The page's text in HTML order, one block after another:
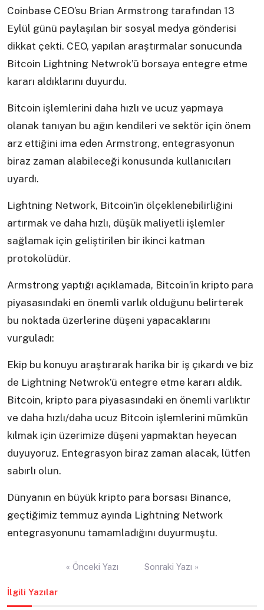
Coinbase CEO’su Brian Armstrong tarafından 13
Eylül günü paylaşılan bir sosyal medya gönderisi
dikkat çekti. CEO, yapılan araştırmalar sonucunda
Bitcoin Lightning Netwrok’ü borsaya entegre etme
kararı aldıklarını duyurdu.
Bitcoin işlemlerini daha hızlı ve ucuz yapmaya
olanak tanıyan bu ağın kendileri ve sektör için önem
arz ettiğini ima eden Armstrong, entegrasyonun
biraz zaman alabileceği konusunda kullanıcıları
uyardı.
Lightning Network, Bitcoin’in ölçeklenebilirliğini
artırmak ve daha hızlı, düşük maliyetli işlemler
sağlamak için geliştirilen bir ikinci katman
protokolüdür.
Armstrong yaptığı açıklamada, Bitcoin’in kripto para
piyasasındaki en önemli varlık olduğunu belirterek
bu noktada üzerlerine düşeni yapacaklarını
vurguladı:
Ekip bu konuyu araştırarak harika bir iş çıkardı ve biz
de Lightning Netwrok’ü entegre etme kararı aldık.
Bitcoin, kripto para piyasasındaki en önemli varlıktır
ve daha hızlı/daha ucuz Bitcoin işlemlerini mümkün
kılmak için üzerimize düşeni yapmaktan heyecan
duyuyoruz. Entegrasyon biraz zaman alacak, lütfen
sabırlı olun.
Dünyanın en büyük kripto para borsası Binance,
geçtiğimiz temmuz ayında Lightning Network
entegrasyonunu tamamladığını duyurmuştu.
« Önceki Yazı Sonraki Yazı »
İlgili Yazılar